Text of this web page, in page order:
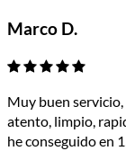
Marco D.
Muy buen
atento, limpio,
he conseguido en